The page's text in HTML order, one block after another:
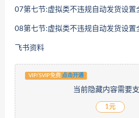
07第七节:虚拟类不违规自动发货设置
08第七节:虚拟类不违规自动发货设置
飞书资料
VIP/SVIP免费 点击开通
当前隐藏内容需要
1元